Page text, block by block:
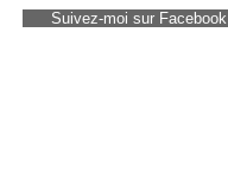
Suivez-moi sur Facebook